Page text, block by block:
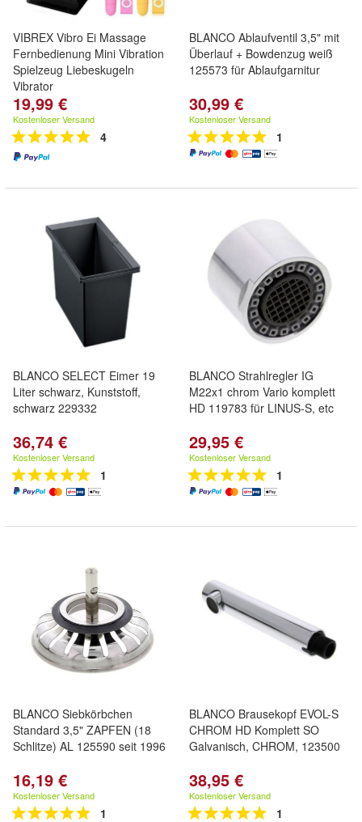
VIBREX Vibro Ei Massage
Fernbedienung Mini Vibration
Spielzeug Liebeskugeln
Vibrator
19,99 €
Kostenloser Versand
4
BLANCO Ablaufventil 3,5" mit
Überlauf + Bowdenzug weiß
125573 für Ablaufgarnitur
30,99 €
Kostenloser Versand
1
BLANCO SELECT Eimer 19
Liter schwarz, Kunststoff,
schwarz 229332
36,74 €
Kostenloser Versand
1
BLANCO Strahlregler IG
M22x1 chrom Vario komplett
HD 119783 für LINUS-S, etc
29,95 €
Kostenloser Versand
1
BLANCO Siebkörbchen
Standard 3,5" ZAPFEN (18
Schlitze) AL 125590 seit 1996
16,19 €
Kostenloser Versand
1
BLANCO Brausekopf EVOL-S
CHROM HD Komplett SO
Galvanisch, CHROM, 123500
38,95 €
Kostenloser Versand
1